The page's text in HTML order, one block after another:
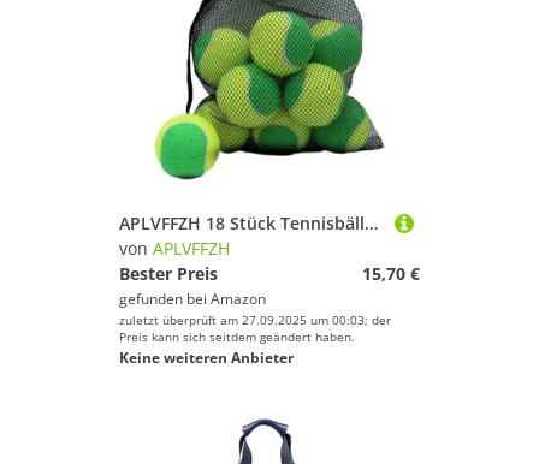
APLVFFZH 18 Stück Tennisbälle Übungsbälle Sportbälle Wettkampfbälle Freizeitbälle Aus Naturkautschuk für Guten Absprung für Den Sport Im Freien, Grün Gelb
von APLVFFZH
Bester Preis
15,70 €
gefunden bei Amazon
zuletzt überprüft am 27.09.2025 um 00:03; der
Preis kann sich seitdem geändert haben.
Keine weiteren Anbieter